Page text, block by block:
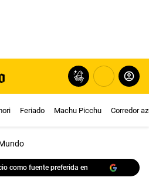
Feriado Machu Picchu Corredor
como fuente preferida en